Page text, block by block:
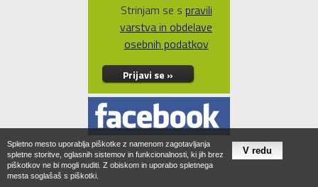
Strinjam se s pravili
varstva in obdelave
osebnih podatkov
Prijavi se »
Spletno mesto uporablja piškotke z namenom zagotavljanja
spletne storitve, oglasnih sistemov in funkcionalnosti, ki jih brez
piškotkov ne bi mogli nuditi. Z obiskom in uporabo spletnega
mesta soglašaš s piškotki.